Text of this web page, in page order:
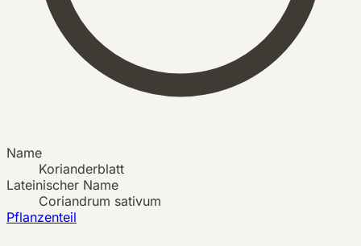
Name
Korianderblatt
Lateinischer Name
Coriandrum sativum
Pflanzenteil